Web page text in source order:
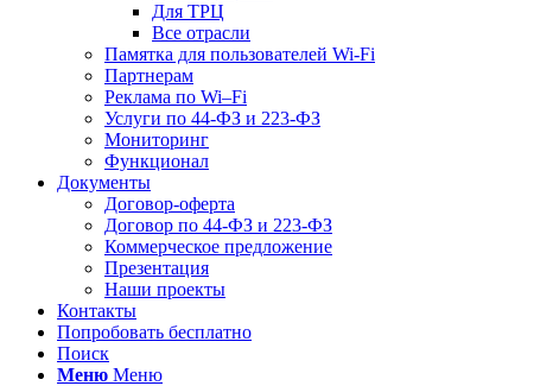
Для ТРЦ
Все отрасли
Памятка для пользователей Wi-Fi
Партнерам
Реклама по Wi–Fi
Услуги по 44-ФЗ и 223-ФЗ
Мониторинг
Функционал
Документы
Договор-оферта
Договор по 44-ФЗ и 223-ФЗ
Коммерческое предложение
Презентация
Наши проекты
Контакты
Попробовать бесплатно
Поиск
Меню Меню